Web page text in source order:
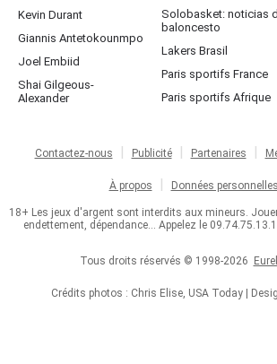
Kevin Durant
Giannis Antetokounmpo
Joel Embiid
Shai Gilgeous-
Alexander
Solobasket: noticias
baloncesto
Lakers Brasil
Paris sportifs France
Paris sportifs Afrique
Contactez-nous Publicité Partenaires
À propos Données personnelles
18+ Les jeux d'argent sont interdits aux mineurs.
endettement, dépendance... Appelez le
Tous droits réservés © 1998-2026
Crédits photos : Chris Elise, USA Today |